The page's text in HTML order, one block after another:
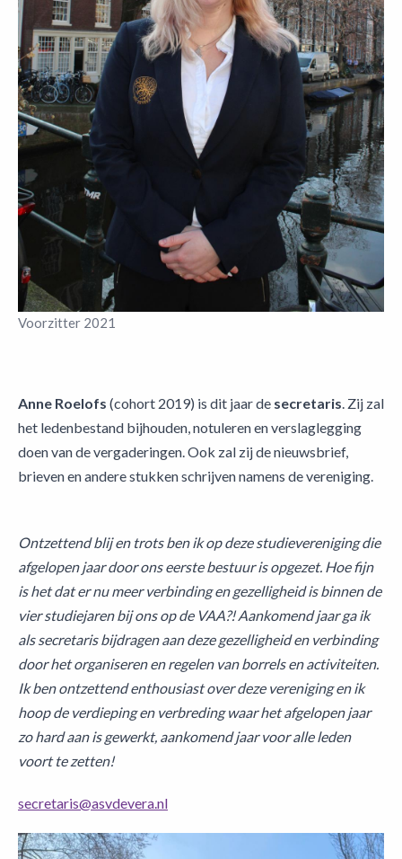
Voorzitter 2021
Anne Roelofs (cohort 2019) is dit jaar de secretaris . Zij zal
het ledenbestand bijhouden, notuleren en verslaglegging
doen van de vergaderingen. Ook zal zij de nieuwsbrief,
brieven en andere stukken schrijven namens de vereniging.
Ontzettend blij en trots ben ik op deze studievereniging die
afgelopen jaar door ons eerste bestuur is opgezet. Hoe fijn
is het dat er nu meer verbinding en gezelligheid is binnen de
vier studiejaren bij ons op de VAA?! Aankomend jaar ga ik
als secretaris bijdragen aan deze gezelligheid en verbinding
door het organiseren en regelen van borrels en activiteiten.
Ik ben ontzettend enthousiast over deze vereniging en ik
hoop de verdieping en verbreding waar het afgelopen jaar
zo hard aan is gewerkt, aankomend jaar voor alle leden
voort te zetten!
secretaris@asvdevera.nl